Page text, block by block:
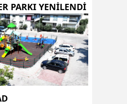
PARKI YENİLENDİ